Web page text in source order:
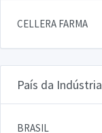
CELLERA FARMA
País da Indústria
BRASIL